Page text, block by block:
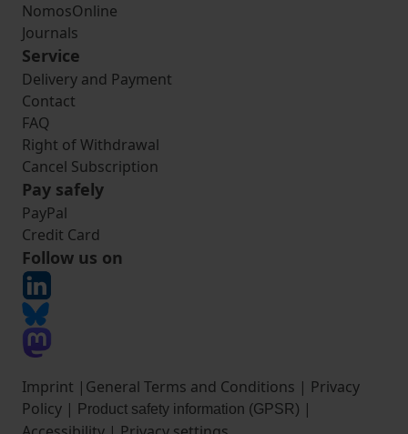
NomosOnline
Journals
Service
Delivery and Payment
Contact
FAQ
Right of Withdrawal
Cancel Subscription
Pay safely
PayPal
Credit Card
Follow us on
Imprint | General Terms and Conditions | Privacy
Policy | Product safety information (GPSR) |